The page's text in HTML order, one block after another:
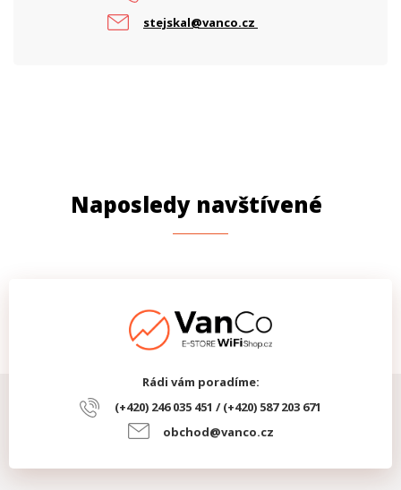
Výstupní proud (A) 10, 2
stejskal@vanco.cz
Naposledy navštívené
Rádi vám poradíme:
(+420) 246 035 451 / (+420) 587 203 671
obchod@vanco.cz